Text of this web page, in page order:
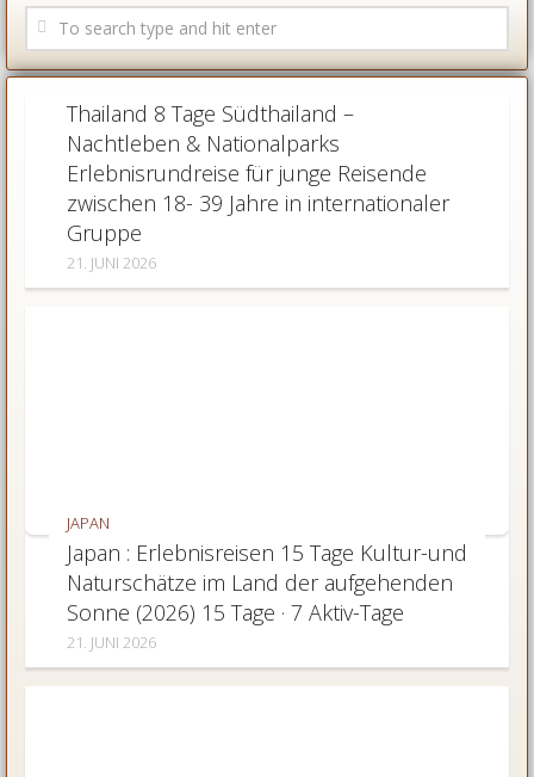
ALLE LÄNDER/ASIEN REISEN/THAILAND
Thailand 8 Tage Südthailand –
Nachtleben & Nationalparks
Erlebnisrundreise für junge Reisende
zwischen 18- 39 Jahre in internationaler
Gruppe
21. JUNI 2026
JAPAN
Japan : Erlebnisreisen 15 Tage Kultur-und
Naturschätze im Land der aufgehenden
Sonne (2026) 15 Tage · 7 Aktiv-Tage
21. JUNI 2026